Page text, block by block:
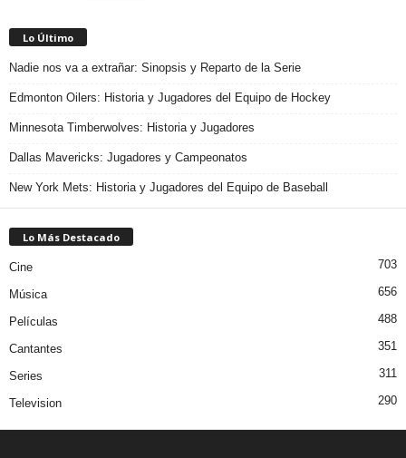
Lo Último
Nadie nos va a extrañar: Sinopsis y Reparto de la Serie
Edmonton Oilers: Historia y Jugadores del Equipo de Hockey
Minnesota Timberwolves: Historia y Jugadores
Dallas Mavericks: Jugadores y Campeonatos
New York Mets: Historia y Jugadores del Equipo de Baseball
Lo Más Destacado
Cine 703
Música 656
Películas 488
Cantantes 351
Series 311
Television 290